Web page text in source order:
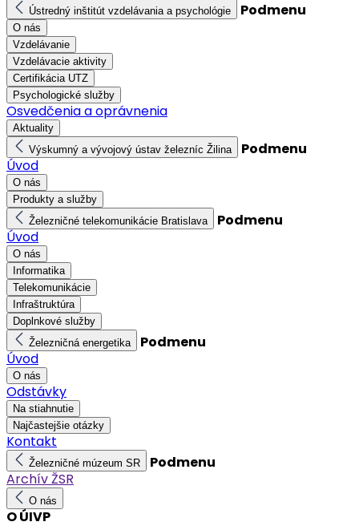
Ústredný inštitút vzdelávania a psychológie Podmenu
O nás
Vzdelávanie
Vzdelávacie aktivity
Certifikácia UTZ
Psychologické služby
Osvedčenia a oprávnenia
Aktuality
Výskumný a vývojový ústav železníc Žilina
Podmenu
Úvod
O nás
Produkty a služby
Železničné telekomunikácie Bratislava
Podmenu
Úvod
O nás
Informatika
Telekomunikácie
Infraštruktúra
Doplnkové služby
Železničná energetika
Podmenu
Úvod
O nás
Odstávky
Na stiahnutie
Najčastejšie otázky
Kontakt
Železničné múzeum SR
Podmenu
Archív ŽSR
O nás
O ÚIVP